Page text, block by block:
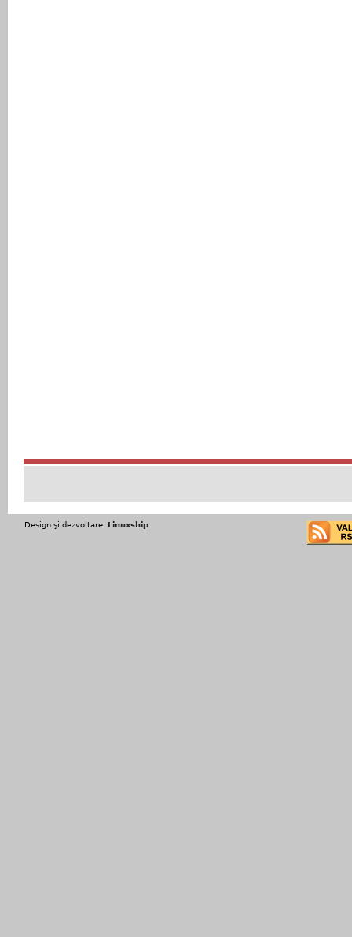
Design şi dezvoltare: Linuxship